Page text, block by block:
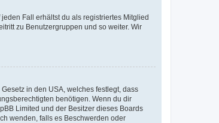
Fall erhältst du als registriertes Mitglied
zu Benutzergruppen und so weiter. Wir
in den USA, welches festlegt, dass
benötigen. Wenn du dir
Limited und der Besitzer dieses Boards
wenden, falls es Beschwerden oder